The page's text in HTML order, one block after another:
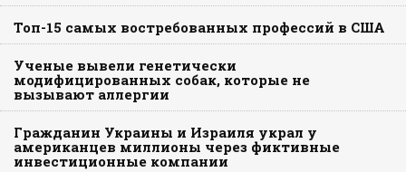
Топ-15 самых востребованных профессий в США
Ученые вывели генетически
модифицированных собак, которые не
вызывают аллергии
Гражданин Украины и Израиля украл у
американцев миллионы через фиктивные
инвестиционные компании